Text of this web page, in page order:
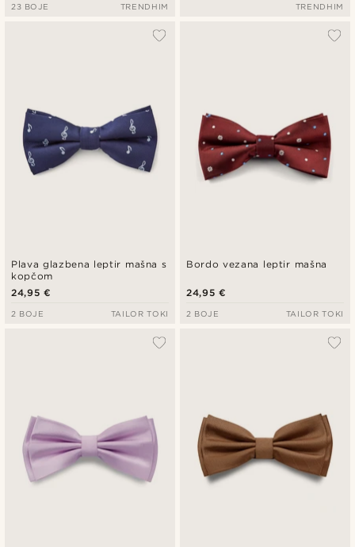
23 BOJE TRENDHIM TRENDHIM
Plava glazbena leptir mašna s
kopčom
24,95 €
2 BOJE TAILOR TOKI
Bordo vezana leptir mašna
24,95 €
2 BOJE TAILOR TOKI